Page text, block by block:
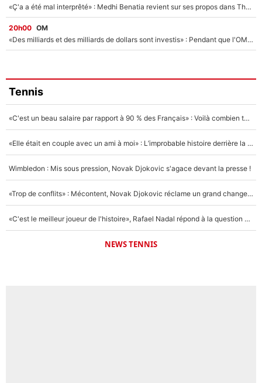
«Ç'a a été mal interprêté» : Medhi Benatia revient sur ses propos dans The Bridge et précise ses conditions pour rejoindre le PSG !
20h00 OM
«Des milliards et des milliards de dollars sont investis» : Pendant que l'OM est en pleine crise financière, Frank McCourt lance un nouveau projet à 260M€ !
Tennis
«C'est un beau salaire par rapport à 90 % des Français» : Voilà combien touchait Nelson Monfort sur France Télévisions avant de rejoindre CNews
«Elle était en couple avec un ami à moi» : L’improbable histoire derrière la «seule relation longue» de Novak Djokovic
Wimbledon : Mis sous pression, Novak Djokovic s'agace devant la presse !
«Trop de conflits» : Mécontent, Novak Djokovic réclame un grand changement !
«C'est le meilleur joueur de l'histoire», Rafael Nadal répond à la question que tout le monde se pose !
NEWS TENNIS